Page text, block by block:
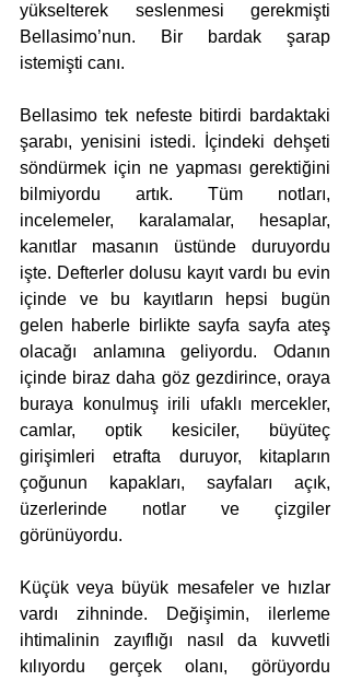
yükselterek seslenmesi gerekmişti
Bellasimo’nun. Bir bardak şarap
istemişti canı.
Bellasimo tek nefeste bitirdi bardaktaki
şarabı, yenisini istedi. İçindeki dehşeti
söndürmek için ne yapması gerektiğini
bilmiyordu artık. Tüm notları,
incelemeler, karalamalar, hesaplar,
kanıtlar masanın üstünde duruyordu
işte. Defterler dolusu kayıt vardı bu evin
içinde ve bu kayıtların hepsi bugün
gelen haberle birlikte sayfa sayfa ateş
olacağı anlamına geliyordu. Odanın
içinde biraz daha göz gezdirince, oraya
buraya konulmuş irili ufaklı mercekler,
camlar, optik kesiciler, büyüteç
girişimleri etrafta duruyor, kitapların
çoğunun kapakları, sayfaları açık,
üzerlerinde notlar ve çizgiler
görünüyordu.
Küçük veya büyük mesafeler ve hızlar
vardı zihninde. Değişimin, ilerleme
ihtimalinin zayıflığı nasıl da kuvvetli
kılıyordu gerçek olanı, görüyordu